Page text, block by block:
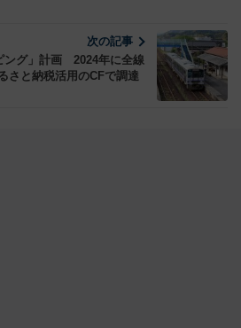
次の記事
ング」計画 2024年に全線
さと納税活用のCFで調達